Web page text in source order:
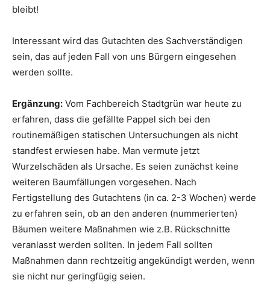
bleibt!
Interessant wird das Gutachten des Sachverständigen
sein, das auf jeden Fall von uns Bürgern eingesehen
werden sollte.
Ergänzung: Vom Fachbereich Stadtgrün war heute zu
erfahren, dass die gefällte Pappel sich bei den
routinemäßigen statischen Untersuchungen als nicht
standfest erwiesen habe. Man vermute jetzt
Wurzelschäden als Ursache. Es seien zunächst keine
weiteren Baumfällungen vorgesehen. Nach
Fertigstellung des Gutachtens (in ca. 2-3 Wochen) werde
zu erfahren sein, ob an den anderen (nummerierten)
Bäumen weitere Maßnahmen wie z.B. Rückschnitte
veranlasst werden sollten. In jedem Fall sollten
Maßnahmen dann rechtzeitig angekündigt werden, wenn
sie nicht nur geringfügig seien.